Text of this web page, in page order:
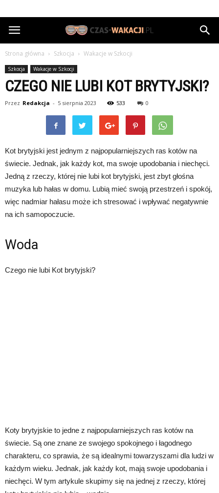
Czas-
Wakacji.pl
Strona główna Szkocja Wakacje w Szkocji
Szkocja Wakacje w Szkocji
CZEGO NIE LUBI KOT BRYTYJSKI?
Przez Redakcja - 5 sierpnia 2023 533 0
Kot brytyjski jest jednym z najpopularniejszych ras kotów na
świecie. Jednak, jak każdy kot, ma swoje upodobania i niechęci.
Jedną z rzeczy, której nie lubi kot brytyjski, jest zbyt głośna
muzyka lub hałas w domu. Lubią mieć swoją przestrzeń i spokój,
więc nadmiar hałasu może ich stresować i wpływać negatywnie
na ich samopoczucie.
Woda
Czego nie lubi Kot brytyjski?
Koty brytyjskie to jedne z najpopularniejszych ras kotów na
świecie. Są one znane ze swojego spokojnego i łagodnego
charakteru, co sprawia, że są idealnymi towarzyszami dla ludzi w
każdym wieku. Jednak, jak każdy kot, mają swoje upodobania i
niechęci. W tym artykule skupimy się na jednej z rzeczy, której